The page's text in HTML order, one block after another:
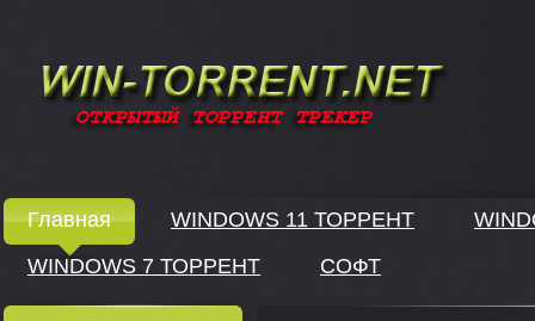
Главная WINDOWS 11 ТОРРЕНТ
WINDOWS 7 ТОРРЕНТ
СОФТ